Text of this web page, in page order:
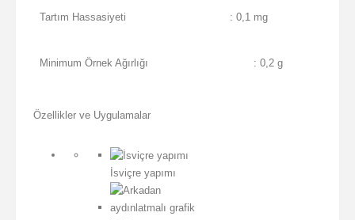
Tartım Hassasiyeti : 0,1 mg
Minimum Örnek Ağırlığı : 0,2 g
Özellikler ve Uygulamalar
İsviçre yapımı